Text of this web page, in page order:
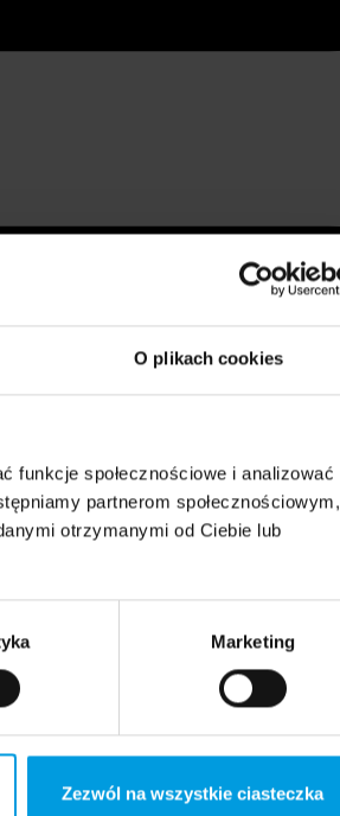
O plikach cookies
funkcje społecznościowe i analizować
partnerom społecznościowym,
otrzymanymi od Ciebie lub
Marketing
Zezwól na wszystkie ciasteczka